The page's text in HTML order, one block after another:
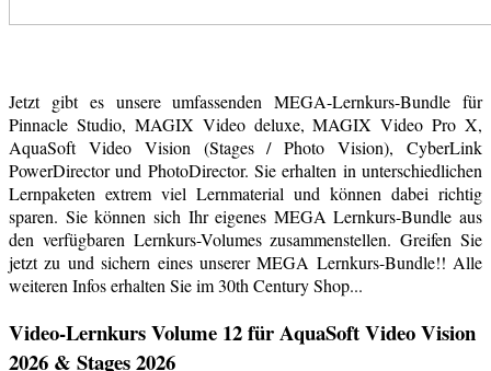
Jetzt gibt es unsere umfassenden MEGA-Lernkurs-Bundle für
Pinnacle Studio, MAGIX Video deluxe, MAGIX Video Pro X,
AquaSoft Video Vision (Stages / Photo Vision), CyberLink
PowerDirector und PhotoDirector. Sie erhalten in unterschiedlichen
Lernpaketen extrem viel Lernmaterial und können dabei richtig
sparen. Sie können sich Ihr eigenes MEGA Lernkurs-Bundle aus
den verfügbaren Lernkurs-Volumes zusammenstellen. Greifen Sie
jetzt zu und sichern eines unserer MEGA Lernkurs-Bundle!! Alle
weiteren Infos erhalten Sie im 30th Century Shop...
Video-Lernkurs Volume 12 für AquaSoft Video Vision
2026 & Stages 2026